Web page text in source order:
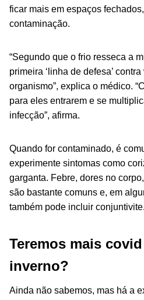
ficar mais em espaços
contaminação.
“Segundo que o frio resseca a
primeira ‘linha de defesa’
organismo”, explica o médico.
para eles entrarem e se
infecção”, afirma.
Quando for contaminado, é
experimente sintomas como
garganta. Febre, dores no
são bastante comuns e, em
também pode incluir conjuntivite.
Teremos mais
inverno?
Ainda não sabemos, mas há a